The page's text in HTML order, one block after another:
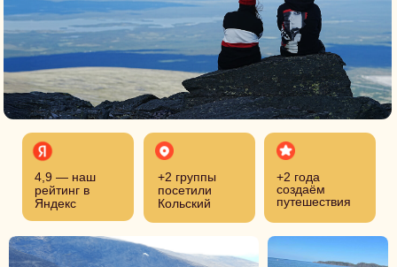
Яндекс
посетили
Кольский
создаём
путешествия